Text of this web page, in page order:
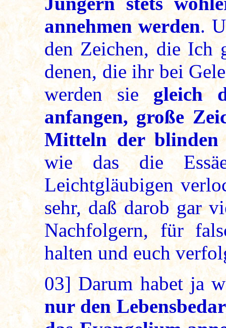
annehmen werden.
den Zeichen, die Ich
denen, die ihr bei
werden sie gleich
anfangen, große
Mitteln der
wie das die
Leichtgläubigen
sehr, daß darob gar
Nachfolgern, für
halten und euch
03] Darum habet ja
nur den